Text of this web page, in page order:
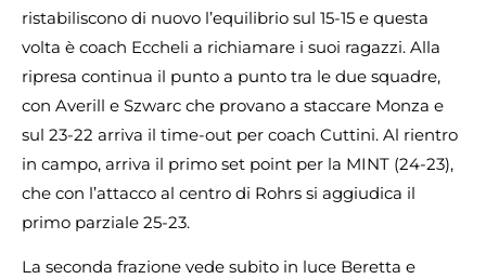
ristabiliscono di nuovo l’equilibrio sul 15-15 e questa
volta è coach Eccheli a richiamare i suoi ragazzi. Alla
ripresa continua il punto a punto tra le due squadre,
con Averill e Szwarc che provano a staccare Monza e
sul 23-22 arriva il time-out per coach Cuttini. Al rientro
in campo, arriva il primo set point per la MINT (24-23),
che con l’attacco al centro di Rohrs si aggiudica il
primo parziale 25-23.
La seconda frazione vede subito in luce Beretta e